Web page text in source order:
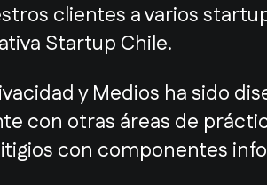
clientes a varios
Startup Chile.
y Medios ha sido
con otras áreas de
con componentes